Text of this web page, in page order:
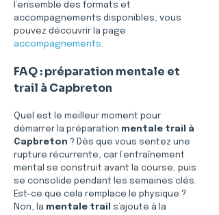
l’ensemble des formats et
accompagnements disponibles, vous
pouvez découvrir la page
accompagnements.
FAQ : préparation mentale et
trail à Capbreton
Quel est le meilleur moment pour
démarrer la préparation mentale trail
à
Capbreton ? Dès que vous sentez une
rupture récurrente, car l’entraînement
mental se construit avant la course, puis
se consolide pendant les semaines clés.
Est-ce que cela remplace le physique ?
Non, la mentale trail
s’ajoute à la